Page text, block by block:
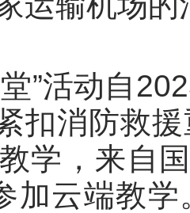
”活动自
扣消防救
学，来自
加云端教